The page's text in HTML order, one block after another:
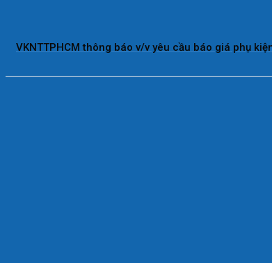
VKNTTPHCM thông báo v/v yêu cầu báo giá phụ